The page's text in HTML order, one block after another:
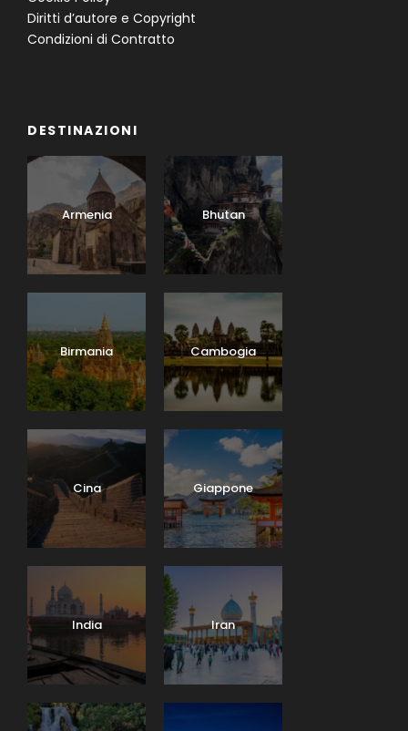
Diritti d’autore e Copyright
Condizioni di Contratto
DESTINAZIONI
Armenia Bhutan
Birmania Cambogia
Cina Giappone
India Iran